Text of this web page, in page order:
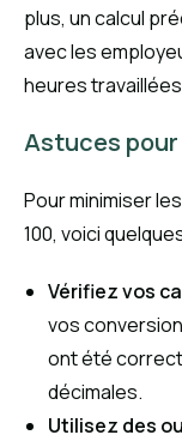
plus, un calcul
avec les
heures
Astuces
Pour minimiser
100, voici
Vérifiez vos
vos
ont été
décimales.
Utilisez des